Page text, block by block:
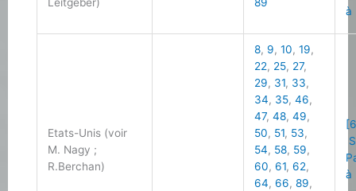
à
Etats-Unis (voir
M. Nagy ;
R.Berchan)
8, 9,10,19,
22, 25, 27,
29, 31, 33,
34, 35,46,
47,48,49,
50, 51, 53,
54, 58, 59,
60,61,62,
64,66,89,
à